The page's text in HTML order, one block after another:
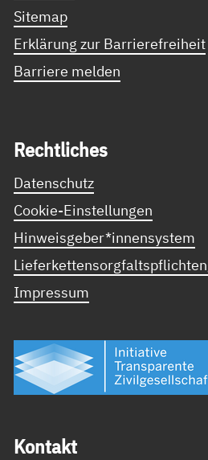
Sitemap
Erklärung zur Barrierefreiheit
Barriere melden
Recht­li­ches
Datenschutz
Cookie-Einstellungen
Hinweisgeber*innensystem
Impressum
Kon­takt